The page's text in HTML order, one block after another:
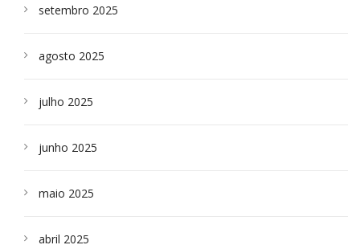
setembro 2025
agosto 2025
julho 2025
junho 2025
maio 2025
abril 2025